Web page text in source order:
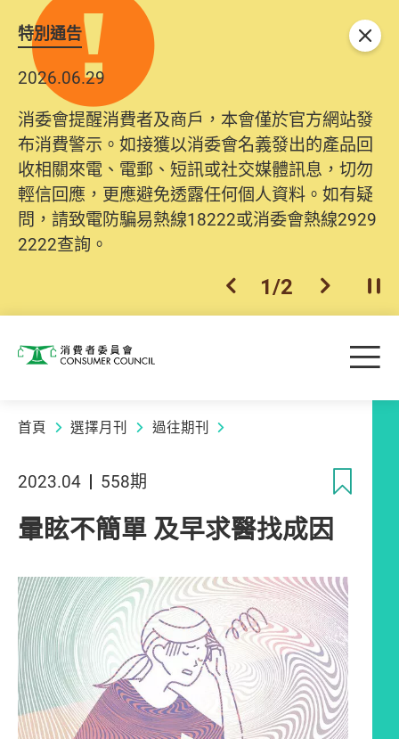
特別通告
2026.06.29
消委會提醒消費者及商戶，本會僅於官方網站發
布消費警示。如接獲以消委會名義發出的產品回
收相關來電、電郵、短訊或社交媒體訊息，切勿
輕信回應，更應避免透露任何個人資料。如有疑
問，請致電防騙易熱線18222或消委會熱線2929
2222查詢。
上一個
1/2 下一個開
關閉
消費者委員會 目
首頁 選擇月刊 過往期刊
2023.04 558期
暈眩不簡單 及早求醫找成因